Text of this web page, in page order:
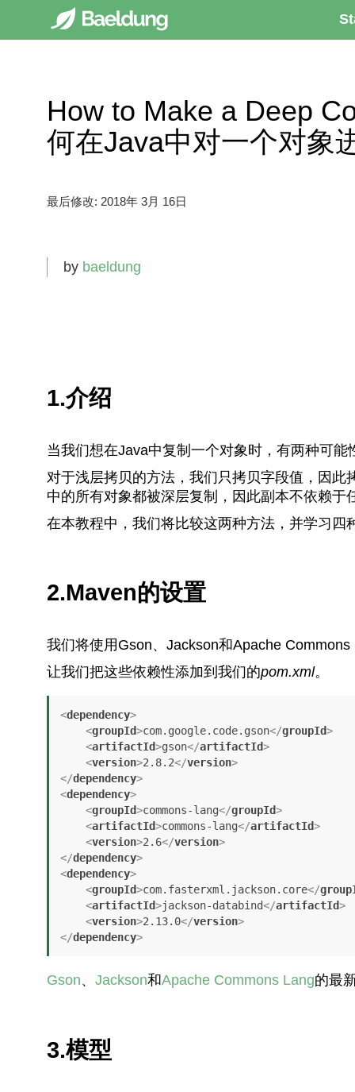
How to Make a Deep
何在Java中对一个对象
最后修改: 2018年 3月 16日
by baeldung
1.介绍
当我们想在Java中复制一个对象时，有两种可能
对于浅层拷贝的方法，我们只拷贝字段值，因
中的所有对象都被深层复制，因此副本不依赖于
在本教程中，我们将比较这两种方法，并学习四
2.Maven的设置
我们将使用Gson、Jackson和Apache
让我们把这些依赖性添加到我们的pom.xml。
<dependency>
<groupId>com.google.code.gson</groupId>
<artifactId>gson</artifactId>
<version>2.8.2</version>
</dependency>
<dependency>
<groupId>commons-lang</groupId>
<artifactId>commons-lang</artifactId>
<version>2.6</version>
</dependency>
<dependency>
<groupId>com.fasterxml.jackson.core</
<artifactId>jackson-databind</artifactId>
<version>2.13.0</version>
</dependency>
Gson、 Jackson和Apache Commons Lang的最
3.模型